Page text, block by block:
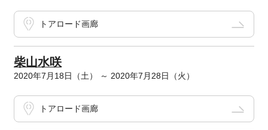
トアロード画廊
柴山水咲
2020年7月18日（土） ～ 2020年7月28日（火）
トアロード画廊